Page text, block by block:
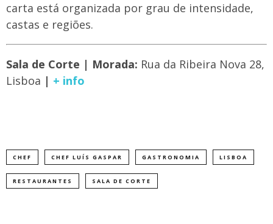
carta está organizada por grau de intensidade,
castas e regiões.
Sala de Corte | Morada: Rua da Ribeira Nova 28,
Lisboa | + info
CHEF CHEF LUÍS GASPAR GASTRONOMIA LISBOA
RESTAURANTES SALA DE CORTE